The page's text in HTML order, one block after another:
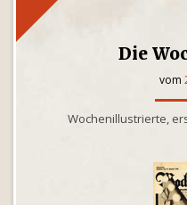
Die
vom
Wochenillustrierte,